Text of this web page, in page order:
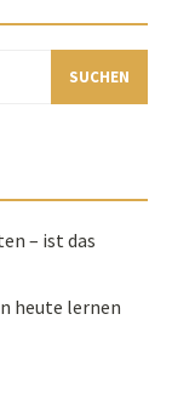
– ist das
heute lernen